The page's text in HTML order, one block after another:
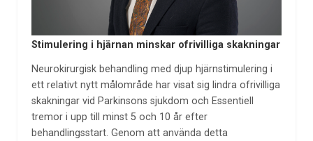
Stimulering i hjärnan minskar ofrivilliga skakningar
Neurokirurgisk behandling med djup hjärnstimulering i
ett relativt nytt målområde har visat sig lindra ofrivilliga
skakningar vid Parkinsons sjukdom och Essentiell
tremor i upp till minst 5 och 10 år efter
behandlingsstart. Genom att använda detta